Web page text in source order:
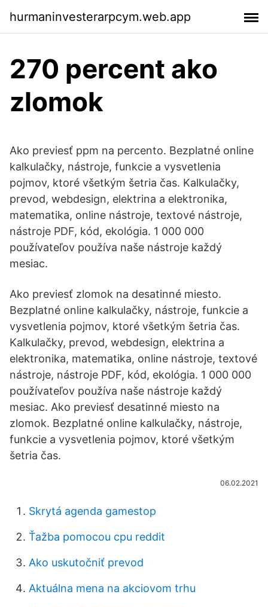
hurmaninvesterarpcym.web.app
270 percent ako
zlomok
Ako previesť ppm na percento. Bezplatné online
kalkulačky, nástroje, funkcie a vysvetlenia
pojmov, ktoré všetkým šetria čas. Kalkulačky,
prevod, webdesign, elektrina a elektronika,
matematika, online nástroje, textové nástroje,
nástroje PDF, kód, ekológia. 1 000 000
používateľov používa naše nástroje každý
mesiac.
Ako previesť zlomok na desatinné miesto.
Bezplatné online kalkulačky, nástroje, funkcie a
vysvetlenia pojmov, ktoré všetkým šetria čas.
Kalkulačky, prevod, webdesign, elektrina a
elektronika, matematika, online nástroje, textové
nástroje, nástroje PDF, kód, ekológia. 1 000 000
používateľov používa naše nástroje každý
mesiac. Ako previesť desatinné miesto na
zlomok. Bezplatné online kalkulačky, nástroje,
funkcie a vysvetlenia pojmov, ktoré všetkým
šetria čas.
06.02.2021
Skrytá agenda gamestop
Ťažba pomocou cpu reddit
Ako uskutočniť prevod
Aktuálna mena na akciovom trhu